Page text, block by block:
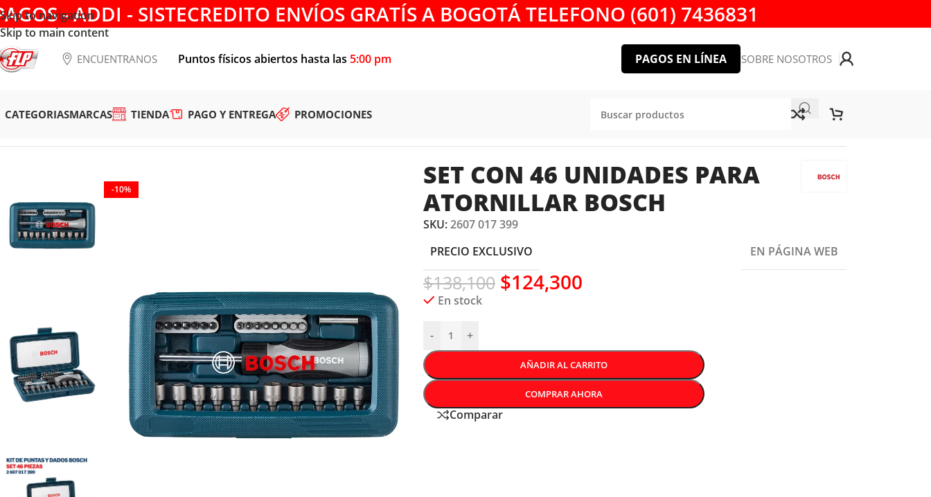
Skip to navigation
Skip to main content
- ADDI - SISTECREDITO ENVÍOS GRATÍS A BOGOTÁ TELEFONO (601) 7436831
ENCUENTRANOS Puntos físicos abiertos hasta las 5:00 pm PAGOS EN LÍNEA SOBRE NOSOTROS
CATEGORIASMARCAS TIENDA PAGO Y ENTREGA PROMOCIONES
-10%
SET CON 46 UNIDADES PARA
ATORNILLAR BOSCH
SKU:2607 017 399
PRECIO EXCLUSIVO
EN PÁGINA WEB
$138,100 $124,300
En stock
- +
AÑADIR AL CARRITO
COMPRAR AHORA
Comparar